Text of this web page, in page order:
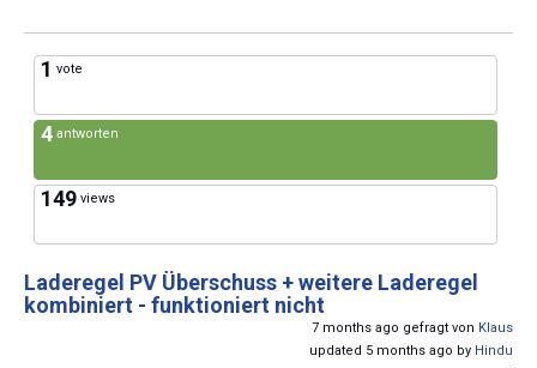
1 vote
4 antworten
149 views
Laderegel PV Überschuss + weitere Laderegel
kombiniert - funktioniert nicht
7 months ago gefragt von Klaus
updated 5 months ago by Hindu